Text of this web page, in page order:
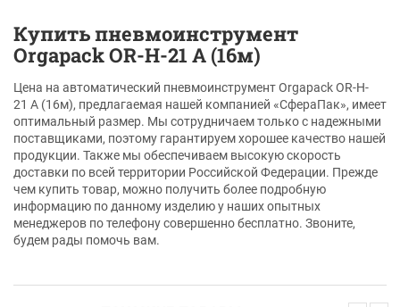
Купить пневмоинструмент
Orgapack OR-H-21 А (16м)
Цена на автоматический пневмоинструмент Orgapack OR-H-
21 А (16м), предлагаемая нашей компанией «СфераПак», имеет
оптимальный размер. Мы сотрудничаем только с надежными
поставщиками, поэтому гарантируем хорошее качество нашей
продукции. Также мы обеспечиваем высокую скорость
доставки по всей территории Российской Федерации. Прежде
чем купить товар, можно получить более подробную
информацию по данному изделию у наших опытных
менеджеров по телефону совершенно бесплатно. Звоните,
будем рады помочь вам.